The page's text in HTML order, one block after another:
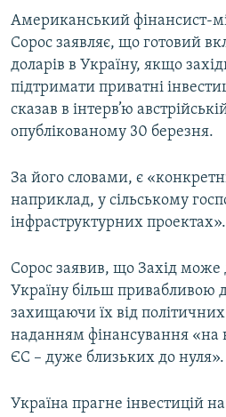
Усі сайти RFE/RL
Американський фінансист-
Сорос заявляє, що готовий
доларів в Україну, якщо
підтримати приватні
сказав в інтерв’ю
опублікованому 30 березня.
За його словами, є «конкретні
наприклад, у сільському
інфраструктурних проектах».
Сорос заявив, що Захід може
Україну більш привабливою
захищаючи їх від
наданням фінансування «на
ЄС – дуже близьких до нуля».
Україна прагне інвестицій